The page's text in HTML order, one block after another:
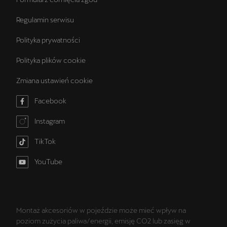
Regulamin serwisu
Polityka prywatności
Polityka plików cookie
Zmiana ustawień cookie
Facebook
Instagram
TikTok
YouTube
Montaż akcesoriów w pojeździe może mieć wpływ na
poziom zużycia paliwa/energii, emisję CO2 lub zasięg w